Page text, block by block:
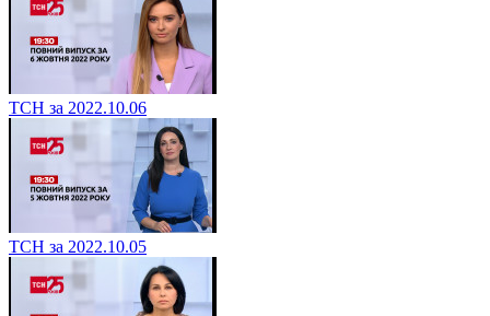
ТСН за 2022.10.06
ТСН за 2022.10.05